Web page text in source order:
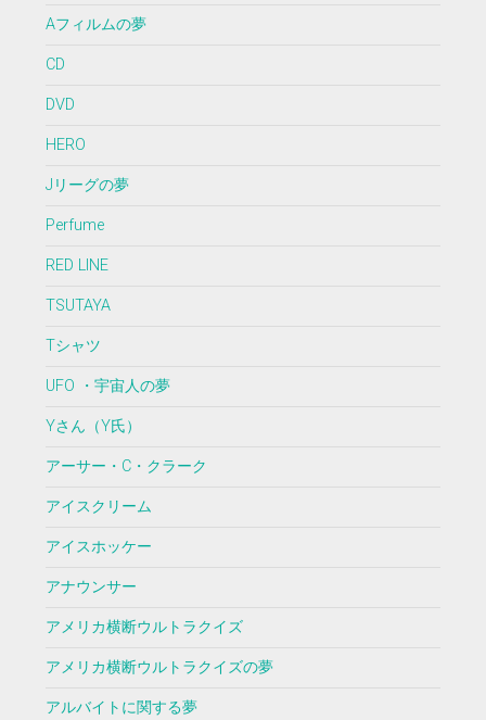
Aフィルムの夢
CD
DVD
HERO
Jリーグの夢
Perfume
RED LINE
TSUTAYA
Tシャツ
UFO ・宇宙人の夢
Yさん（Y氏）
アーサー・C・クラーク
アイスクリーム
アイスホッケー
アナウンサー
アメリカ横断ウルトラクイズ
アメリカ横断ウルトラクイズの夢
アルバイトに関する夢